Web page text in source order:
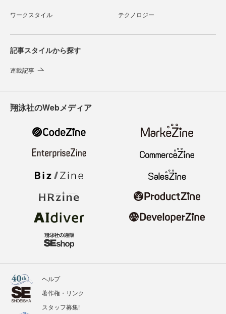
ワークスタイル テクノロジー
記事スタイルから探す
連載記事
翔泳社のWebメディア
ヘルプ
著作権・リンク
スタッフ募集!